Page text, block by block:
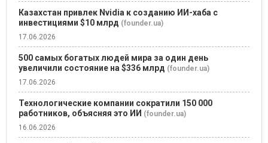
Казахстан привлек Nvidia к созданию ИИ-хаба с
инвестициями $10 млрд (founder.ua)
17.06.2026
500 самых богатых людей мира за один день
увеличили состояние на $336 млрд (founder.ua)
17.06.2026
Технологические компании сократили 150 000
работников, объясняя это ИИ (founder.ua)
16.06.2026